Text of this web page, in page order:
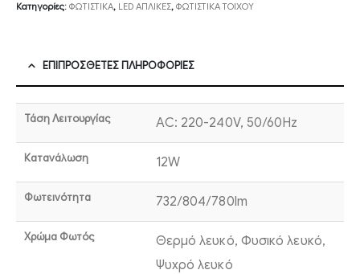
Κατηγορίες: ΦΩΤΙΣΤΙΚΑ, LED ΑΠΛΙΚΕΣ, ΦΩΤΙΣΤΙΚΑ ΤΟΙΧΟΥ
ΕΠΙΠΡΌΣΘΕΤΕΣ ΠΛΗΡΟΦΟΡΊΕΣ
Τάση Λειτουργίας AC: 220-240V, 50/60Hz
Κατανάλωση 12W
Φωτεινότητα 732/804/780lm
Χρώμα Φωτός
Θερμό λευκό, Φυσικό λευκό,
Ψυχρό λευκό